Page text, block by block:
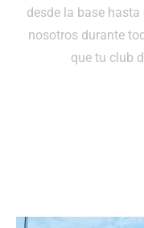
desde la base
nosotros durante
que tu club